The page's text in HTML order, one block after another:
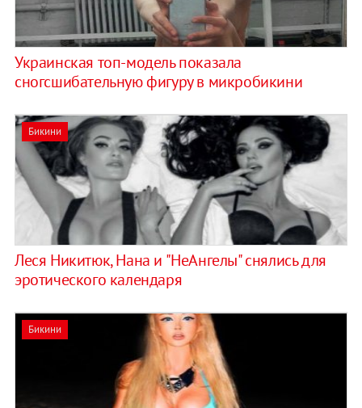
Украинская топ-модель показала
сногсшибательную фигуру в микробикини
Бикини
Леся Никитюк, Нана и "НеАнгелы" снялись для
эротического календаря
Бикини